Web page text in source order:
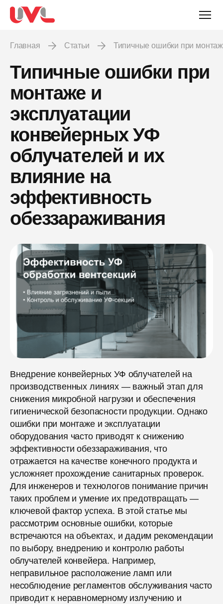
Главная Статьи Типичные ошибки при
Типичные ошибки при
монтаже и
эксплуатации
конвейерных УФ
облучателей и их
влияние на
эффективность
обеззараживания
Внедрение конвейерных УФ облучателей на
производственных линиях — важный этап для
снижения микробной нагрузки и обеспечения
гигиенической безопасности продукции. Однако
ошибки при монтаже и эксплуатации
оборудования часто приводят к снижению
эффективности обеззараживания, что
отражается на качестве конечного продукта и
усложняет прохождение санитарных проверок.
Для инженеров и технологов понимание причин
таких проблем и умение их предотвращать —
ключевой фактор успеха. В этой статье мы
рассмотрим основные ошибки, которые
встречаются на объектах, и дадим рекомендации
по выбору, внедрению и контролю работы
облучателей конвейера. Например,
неправильное расположение ламп или
несоблюдение регламентов обслуживания часто
приводит к неравномерному излучению и